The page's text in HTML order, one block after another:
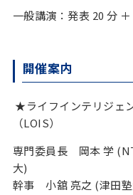
一般講演：発表 20 分
開催案内
★ライフインテリジェ
（LOIS）
専門委員長 岡本 学
大)
幹事 小舘 亮之 (津田